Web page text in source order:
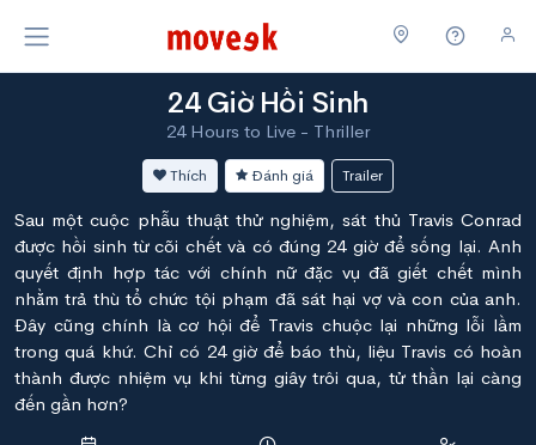
24 Giờ Hồi Sinh
24 Hours to Live - Thriller
Thích Đánh giá Trailer
Sau một cuộc phẫu thuật thử nghiệm, sát thủ Travis Conrad
được hồi sinh từ cõi chết và có đúng 24 giờ để sống lại. Anh
quyết định hợp tác với chính nữ đặc vụ đã giết chết mình
nhằm trả thù tổ chức tội phạm đã sát hại vợ và con của anh.
Đây cũng chính là cơ hội để Travis chuộc lại những lỗi lầm
trong quá khứ. Chỉ có 24 giờ để báo thù, liệu Travis có hoàn
thành được nhiệm vụ khi từng giây trôi qua, tử thần lại càng
đến gần hơn?